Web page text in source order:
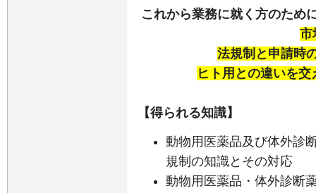
これから業務に就く方のため
市
法規制と申請時
ヒト用との違いを交
【得られる知識】
動物用医薬品及び体外診
規制の知識とその対応
動物用医薬品・体外診断